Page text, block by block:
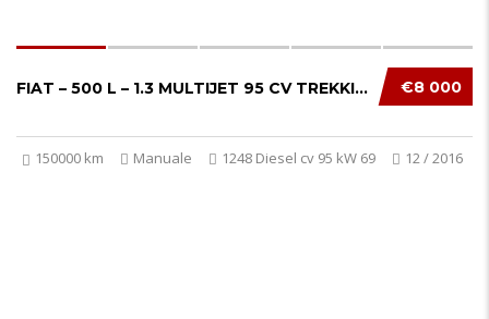
€8 000
FIAT – 500 L – 1.3 MULTIJET 95 CV TREKKING...
150000 km Manuale 1248 Diesel cv 95 kW 69 12 / 2016